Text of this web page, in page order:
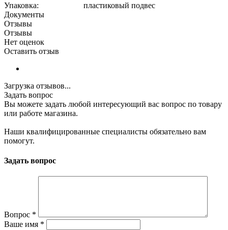
Упаковка: пластиковый подвес
Документы
Отзывы
Отзывы
Нет оценок
Оставить отзыв
Загрузка отзывов...
Задать вопрос
Вы можете задать любой интересующий вас вопрос по товару
или работе магазина.
Наши квалифицированные специалисты обязательно вам
помогут.
Задать вопрос
Вопрос *
Ваше имя *